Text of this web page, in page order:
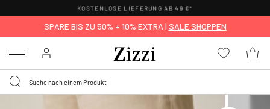
KOSTENLOSE LIEFERUNG AB 49 €*
SPARE BIS ZU 50% + 10% EXTRA | SALE SHOPPEN
Menu